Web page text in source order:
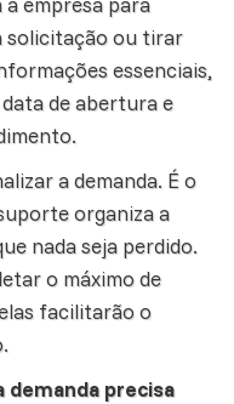
solicitação ou tirar
essenciais,
de abertura e
a demanda. É o
organiza a
nada seja perdido.
o máximo de
facilitarão o
demanda precisa